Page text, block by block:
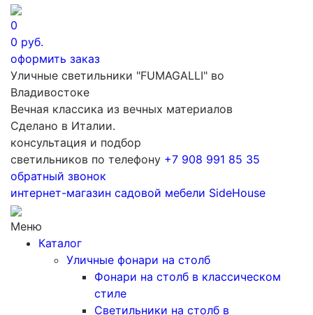
0
0 руб.
оформить заказ
Уличные светильники "FUMAGALLI" во
Владивостоке
Вечная классика из вечных материалов
Сделано в Италии.
консультация и подбор
светильников по телефону +7 908 991 85 35
обратный звонок
интернет-магазин садовой мебели SideHouse
Меню
Каталог
Уличные фонари на столб
Фонари на столб в классическом
стиле
Светильники на столб в